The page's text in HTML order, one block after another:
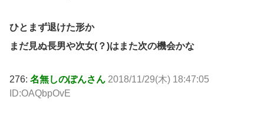
ひとまず退けた形か
まだ見ぬ長男や次女(？)はまた次の機会かな
276: 名無しのぽんさん 2018/11/29(木) 18:47:05
ID:OAQbpOvE